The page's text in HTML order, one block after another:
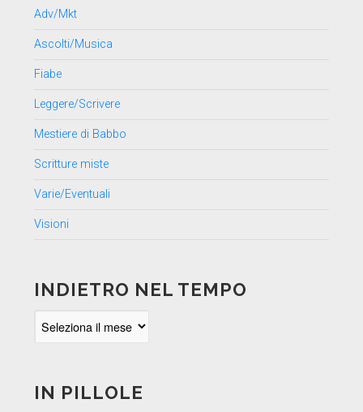
Adv/Mkt
Ascolti/Musica
Fiabe
Leggere/Scrivere
Mestiere di Babbo
Scritture miste
Varie/Eventuali
Visioni
INDIETRO NEL TEMPO
IN PILLOLE